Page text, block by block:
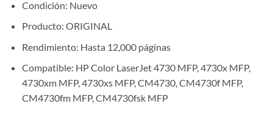
Condición: Nuevo
Producto: ORIGINAL
Rendimiento: Hasta 12,000 páginas
Compatible: HP Color LaserJet 4730 MFP, 4730x MFP,
4730xm MFP, 4730xs MFP, CM4730, CM4730f MFP,
CM4730fm MFP, CM4730fsk MFP